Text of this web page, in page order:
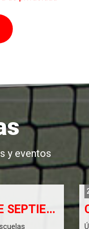
y eventos
EMPEZAMOS EL 1 DE SEPTIEMBRE